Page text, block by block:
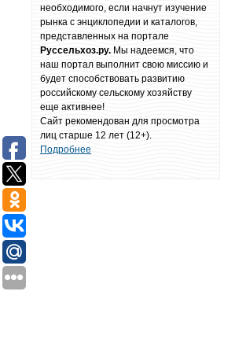
необходимого, если начнут изучение
рынка с энциклопедии и каталогов,
представленных на портале
Руссельхоз.ру. Мы надеемся, что
наш портал выполнит свою миссию и
будет способствовать развитию
российскому сельскому хозяйству
еще активнее!
Сайт рекомендован для просмотра
лиц старше 12 лет (12+).
Подробнее